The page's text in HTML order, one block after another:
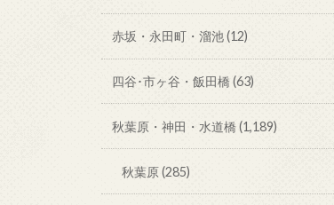
赤坂・永田町・溜池(12)
四谷･市ヶ谷・飯田橋 (63)
秋葉原・神田・水道橋 (1,189)
秋葉原(285)